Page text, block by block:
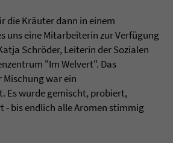
die Kräuter dann in einem
uns eine Mitarbeiterin zur Verfügung
Schröder, Leiterin der Sozialen
"Im Welvert". Das
war ein
Es wurde gemischt, probiert,
- bis endlich alle Aromen stimmig